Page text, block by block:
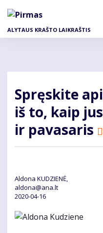
pagrindinį
ALYTAUS KRAŠTO LAIKRAŠTIS
Spręs­ki­te
iš to, kaip
ir pa­va­sa­ris
Aldona KUDZIENĖ,
aldona@ana.lt
2020-04-16